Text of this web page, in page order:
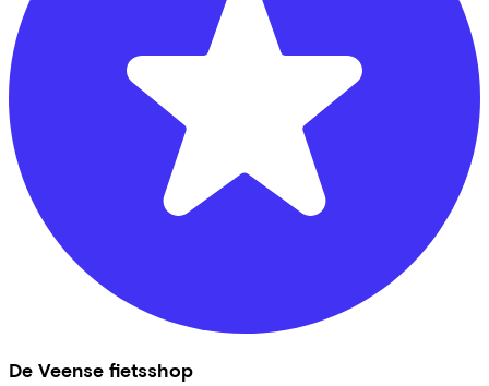
De Veense fietsshop